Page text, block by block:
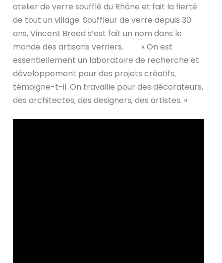
atelier de verre soufflé du Rhône et fait la fierté
de tout un village. Souffleur de verre depuis 30
ans, Vincent Breed s’est fait un nom dans le
monde des artisans verriers. « On est
essentiellement un laboratoire de recherche et
développement pour des projets créatifs,
témoigne-t-il. On travaille pour des décorateurs,
des architectes, des designers, des artistes. »